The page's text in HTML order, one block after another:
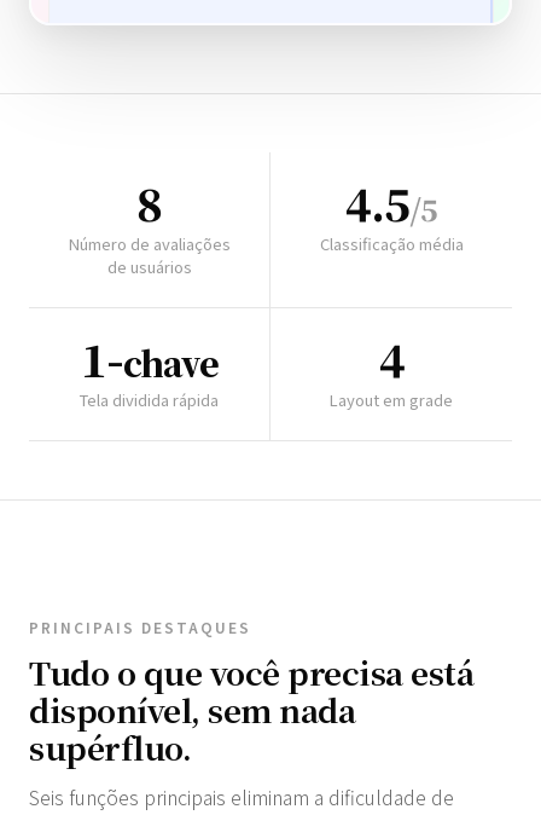
8
Número de avaliações
de usuários
4.5/5
Classificação média
1-chave
Tela dividida rápida
4
Layout em grade
PRINCIPAIS DESTAQUES
Tudo o que você precisa está
disponível, sem nada
supérfluo.
Seis funções principais eliminam a dificuldade de